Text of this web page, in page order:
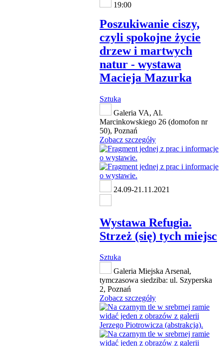
19:00
Poszukiwanie ciszy,
czyli spokojne życie
drzew i martwych
natur - wystawa
Macieja Mazurka
Sztuka
Galeria VA, Al.
Marcinkowskiego 26 (domofon nr
50), Poznań
Zobacz szczegóły
24.09-21.11.2021
Wystawa Refugia.
Strzeż (się) tych miejsc
Sztuka
Galeria Miejska Arsenał,
tymczasowa siedziba: ul. Szyperska
2, Poznań
Zobacz szczegóły